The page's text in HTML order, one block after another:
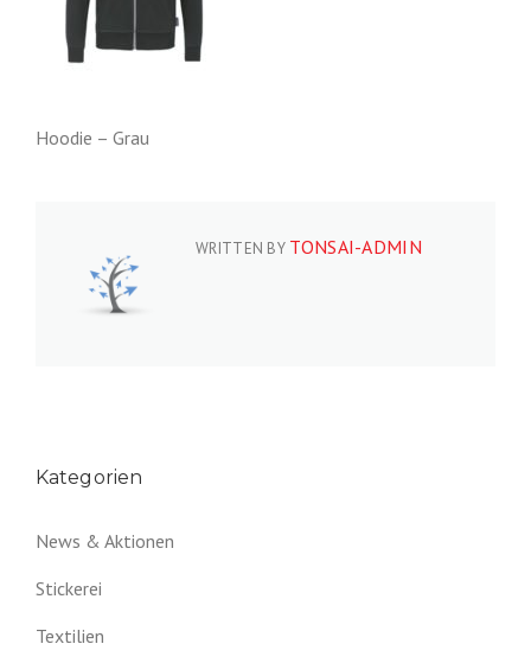
Hoodie – Grau
WRITTEN BY TONSAI-ADMIN
Kategorien
News & Aktionen
Stickerei
Textilien